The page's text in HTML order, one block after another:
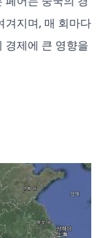
겨지며, 매 회마다
경제에 큰 영향을